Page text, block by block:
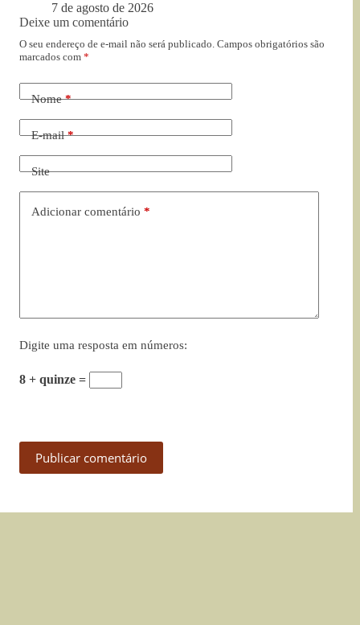
7 de agosto de 2026
Deixe um comentário
O seu endereço de e-mail não será publicado. Campos obrigatórios são
marcados com *
Nome*
E-mail*
Site
Adicionar comentário *
Digite uma resposta em números:
8 + quinze =
Publicar comentário